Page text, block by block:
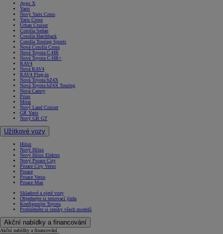
Aygo X
Yaris
Nový Yaris Cross
Yaris Cross
Urban Cruiser
Corolla Sedan
Corolla Hatchback
Corolla Touring Sports
Nová Corolla Cross
Nová Toyota C-HR
Nová Toyota C-HR+
RAV4
Nová RAV4
RAV4 Plug-in
Nová Toyota bZ4X
Nová Toyota bZ4X Touring
Nová Camry
Prius
Mirai
Nový Land Cruiser
GR Yaris
Nový GR GT
Užitkové vozy
Hilux
Nový Hilux
Nový Hilux Elektro
Nový Proace City
Proace City Verso
Proace
Proace Verso
Proace Max
Skladové a ojeté vozy
Objednejte si testovací jízdu
Konfigurujte Toyotu
Prohlédněte si ceníky všech modelů
Akční nabídky a financování
Akční nabídky a financování